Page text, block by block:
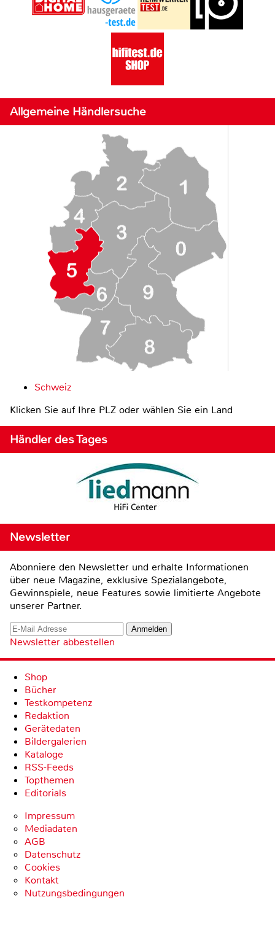
Allgemeine Händlersuche
Schweiz
Klicken Sie auf Ihre PLZ oder wählen Sie ein Land
Händler des Tages
Newsletter
Abonniere den Newsletter und erhalte Informationen
über neue Magazine, exklusive Spezialangebote,
Gewinnspiele, neue Features sowie limitierte Angebote
unserer Partner.
Newsletter abbestellen
Shop
Bücher
Testkompetenz
Redaktion
Gerätedaten
Bildergalerien
Kataloge
RSS-Feeds
Topthemen
Editorials
Impressum
Mediadaten
AGB
Datenschutz
Cookies
Kontakt
Nutzungsbedingungen